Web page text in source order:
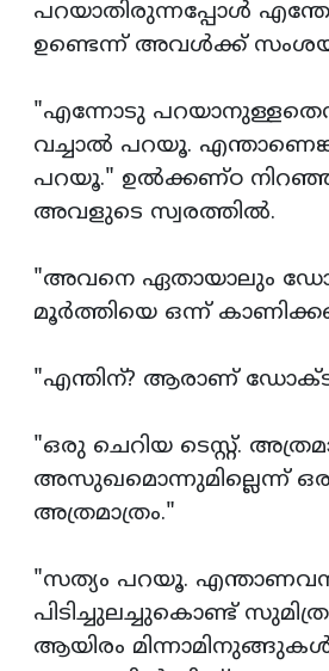
പറയാതിരുന്നപ്പോള്‍
ഉണ്ടെന്ന് അവള്‍ക്ക്
"എന്നോടു
വച്ചാല്‍ പറയൂ.
പറയൂ." ഉല്‍ക്കണ്ഠ
അവളുടെ സ്വരത്തില്‍.
"അവനെ ഏതായാലും
മൂര്‍ത്തിയെ ഒന്ന്
"എന്തിന്? ആരാണ്
"ഒരു ചെറിയ ടെസ്റ്റ്‌.
അസുഖമൊന്നുമില്ലെന്ന്
അത്രമാത്രം."
"സത്യം പറയൂ.
പിടിച്ചുലച്ചുകൊണ്ട്
ആയിരം